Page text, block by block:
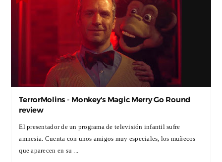
TerrorMolins - Monkey's Magic Merry Go Round
review
El presentador de un programa de televisión infantil sufre
amnesia. Cuenta con unos amigos muy especiales, los muñecos
que aparecen en su ...